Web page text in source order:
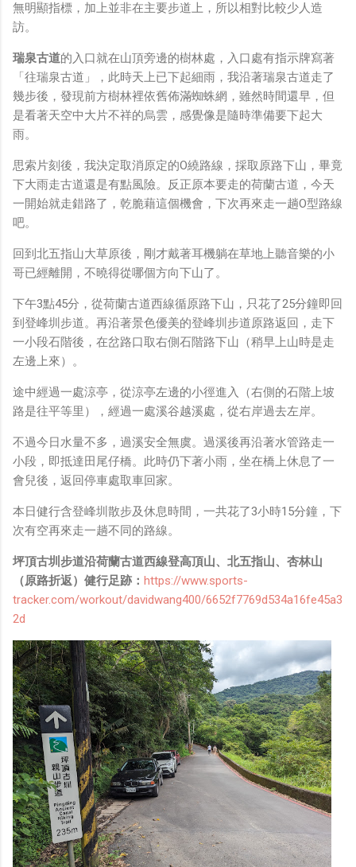
無明顯指標，加上並非在主要步道上，所以相對比較少人造
訪。
瑞泉古道的入口就在山頂旁邊的樹林處，入口處有指示牌寫著
「往瑞泉古道」，此時天上已下起細雨，我沿著瑞泉古道走了
幾步後，發現前方樹林裡依舊佈滿蜘蛛網，雖然時間還早，但
是看著天空中大片不祥的烏雲，感覺像是隨時準備要下起大
雨。
思索片刻後，我決定取消原定的O繞路線，採取原路下山，畢竟
下大雨走古道還是有點風險。反正原本要走的荷蘭古道，今天
一開始就走錯路了，乾脆藉這個機會，下次再來走一趟O型路線
吧。
回到北五指山大草原後，剛才戴著耳機躺在草地上聽音樂的小
哥已經離開，不曉得從哪個方向下山了。
下午3點45分，從荷蘭古道西線循原路下山，只花了25分鐘即回
到登峰圳步道。再沿著景色優美的登峰圳步道原路返回，走下
一小段石階後，在岔路口取右側石階路下山（稍早上山時是走
左邊上來）。
途中經過一處涼亭，從涼亭左邊的小徑進入（右側的石階上坡
路是往平等里），經過一處溪谷越溪處，從右岸過去左岸。
不過今日水量不多，過溪安全無虞。過溪後再沿著水管路走一
小段，即抵達田尾仔橋。此時仍下著小雨，坐在橋上休息了一
會兒後，返回停車處取車回家。
本日健行含登峰圳散步及休息時間，一共花了3小時15分鐘，下
次有空再來走一趟不同的路線。
坪頂古圳步道沿荷蘭古道西線登高頂山、北五指山、杏林山
（原路折返）健行足跡： https://www.sports-
tracker.com/workout/davidwang400/6652f7769d534a16fe45a3
2d